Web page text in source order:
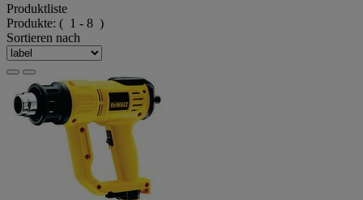
Produktliste
Produkte: ( 1 - 8 )
Sortieren nach